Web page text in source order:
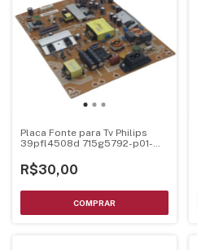
Placa Fonte para Tv Philips
39pfl4508d 715g5792-p01-
R$30,00